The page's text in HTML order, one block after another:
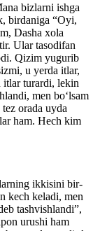
bizlarni ishga
birdaniga “Oyi,
Dasha xola
Ular tasodifan
Qizim yugurib
u yerda itlar,
itlar turardi, lekin
men bo‘lsam
orada uyda
ham. Hech kim
ikkisini bir-
kech keladi, men
tashvishlandi”,
urushi ham